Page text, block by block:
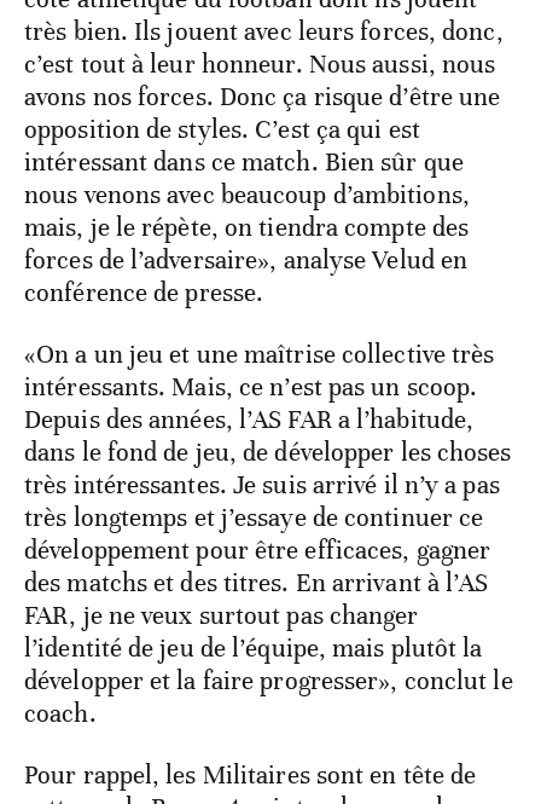
très bien. Ils jouent avec leurs forces, donc,
c’est tout à leur honneur. Nous aussi, nous
avons nos forces. Donc ça risque d’être une
opposition de styles. C’est ça qui est
intéressant dans ce match. Bien sûr que
nous venons avec beaucoup d’ambitions,
mais, je le répète, on tiendra compte des
forces de l’adversaire», analyse Velud en
conférence de presse.
«On a un jeu et une maîtrise collective très
intéressants. Mais, ce n’est pas un scoop.
Depuis des années, l’AS FAR a l’habitude,
dans le fond de jeu, de développer les choses
très intéressantes. Je suis arrivé il n’y a pas
très longtemps et j’essaye de continuer ce
développement pour être efficaces, gagner
des matchs et des titres. En arrivant à l’AS
FAR, je ne veux surtout pas changer
l’identité de jeu de l’équipe, mais plutôt la
développer et la faire progresser», conclut le
coach.
Pour rappel, les Militaires sont en tête de